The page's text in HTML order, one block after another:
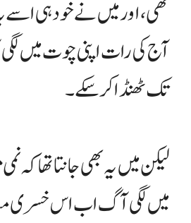
تھی، اور میں نے خود ہی اسے
آج کی رات اپنی چوت میں
تک ٹھنڈا کر سکے۔
لیکن میں یہ بھی جانتا تھا کہ
میں لگی آگ اب اس خسری